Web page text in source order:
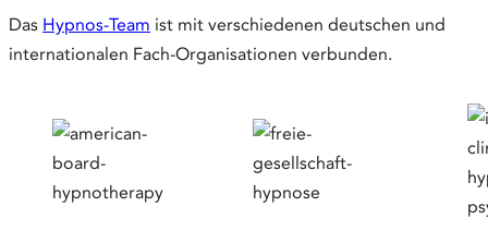
Das Hypnos-Team ist mit verschiedenen deutschen und
internationalen Fach-Organisationen verbunden.